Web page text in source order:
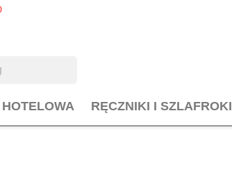
RĘCZNIKI I SZLAFROKI